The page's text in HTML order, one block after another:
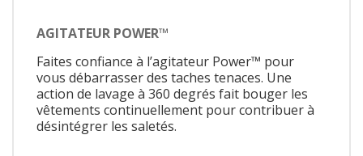
AGITATEUR POWER™
Faites confiance à l’agitateur Power™ pour
vous débarrasser des taches tenaces. Une
action de lavage à 360 degrés fait bouger les
vêtements continuellement pour contribuer à
désintégrer les saletés.